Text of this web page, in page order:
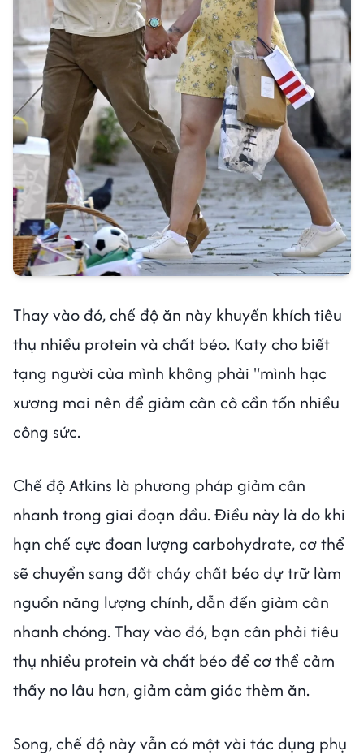
Thay vào đó, chế độ ăn này khuyến khích tiêu
thụ nhiều protein và chất béo. Katy cho biết
tạng người của mình không phải "mình hạc
xương mai nên để giảm cân cô cần tốn nhiều
công sức.
Chế độ Atkins là phương pháp giảm cân
nhanh trong giai đoạn đầu. Điều này là do khi
hạn chế cực đoan lượng carbohydrate, cơ thể
sẽ chuyển sang đốt cháy chất béo dự trữ làm
nguồn năng lượng chính, dẫn đến giảm cân
nhanh chóng. Thay vào đó, bạn cân phải tiêu
thụ nhiều protein và chất béo để cơ thể cảm
thấy no lâu hơn, giảm cảm giác thèm ăn.
Song, chế độ này vẫn có một vài tác dụng phụ